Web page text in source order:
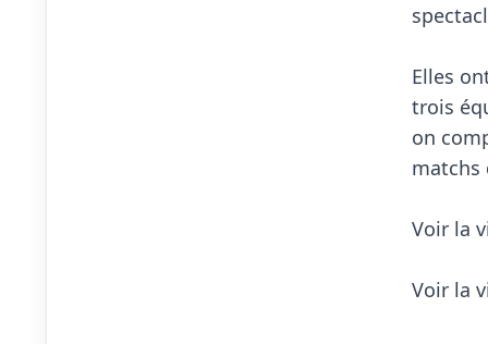
Elles
trois
on
matchs
Voir la
Voir la